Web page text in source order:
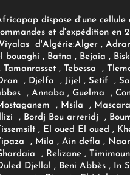
dispose d'une cellule
et d'expédition en
d'Algérie:Alger , Adrar
bouaghi , Batna , Bejaia ,
Tamanrasset , Tebessa ,
, Djelfa , Jijel , Setif ,
, Annaba , Guelma ,
, Msila ,
Illizi , Bordj Bou arreridj ,
Tissemsilt , El oued El oued ,
Tipaza , Mila , Ain defla ,
, Relizane ,
Djellal , Beni Abbès , In